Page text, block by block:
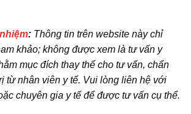
: Thông tin trên website này chỉ
khảo; không được xem là tư vấn y
mục đích thay thế cho tư vấn, chẩn
từ nhân viên y tế. Vui lòng liên hệ với
chuyên gia y tế để được tư vấn cụ thể.